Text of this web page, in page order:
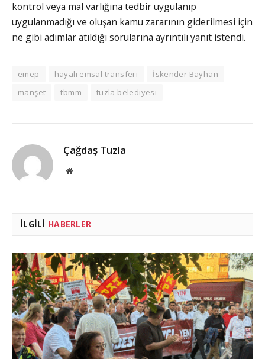
kontrol veya mal varlığına tedbir uygulanıp
uygulanmadığı ve oluşan kamu zararının giderilmesi için
ne gibi adımlar atıldığı sorularına ayrıntılı yanıt istendi.
emep hayali emsal transferi
İskender Bayhan
manşet
tbmm tuzla belediyesi
Çağdaş Tuzla
Website
İLGILI HABERLER